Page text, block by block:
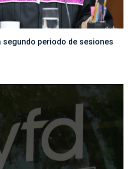
segundo periodo de sesiones